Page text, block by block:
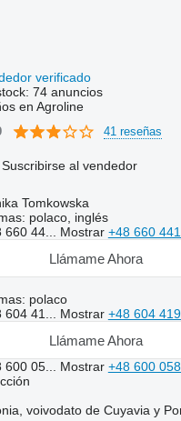
verificado
74 anuncios
en Agroline
41 reseñas
Suscribirse al vendedor
Tomkowska
polaco, inglés
660 44... Mostrar +48 660
Llámame Ahora
polaco
604 41... Mostrar +48 604
Llámame Ahora
600 05... Mostrar +48 600
voivodato de Cuyavia y